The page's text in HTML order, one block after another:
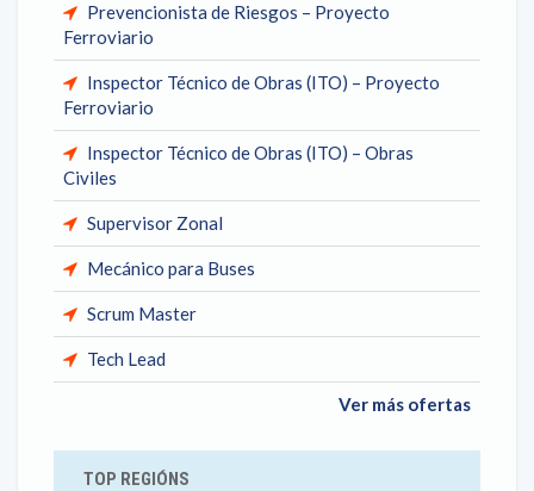
Prevencionista de Riesgos – Proyecto
Ferroviario
Inspector Técnico de Obras (ITO) – Proyecto
Ferroviario
Inspector Técnico de Obras (ITO) – Obras
Civiles
Supervisor Zonal
Mecánico para Buses
Scrum Master
Tech Lead
Ver más ofertas
TOP REGIÓNS